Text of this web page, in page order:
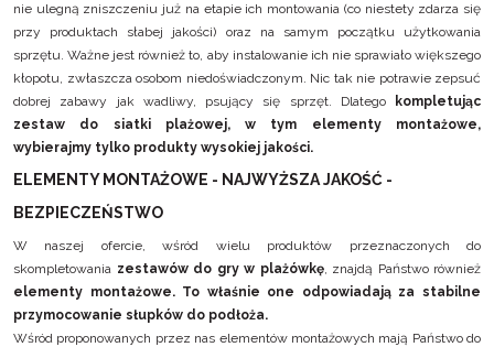
nie ulegną zniszczeniu już na etapie ich montowania (co niestety zdarza się
przy produktach słabej jakości) oraz na samym początku użytkowania
sprzętu. Ważne jest również to, aby instalowanie ich nie sprawiało większego
kłopotu, zwłaszcza osobom niedoświadczonym. Nic tak nie potrawie zepsuć
dobrej zabawy jak wadliwy, psujący się sprzęt. Dlatego
kompletując
zestaw do siatki plażowej, w tym elementy montażowe,
wybierajmy tylko produkty wysokiej jakości.
ELEMENTY MONTAŻOWE - NAJWYŻSZA JAKOŚĆ -
BEZPIECZEŃSTWO
W naszej ofercie, wśród wielu produktów przeznaczonych do
skompletowania zestawów do gry w plażówkę, znajdą Państwo również
elementy montażowe. To właśnie one odpowiadają za stabilne
przymocowanie słupków do podłoża.
Wśród proponowanych przez nas elementów montażowych mają Państwo do